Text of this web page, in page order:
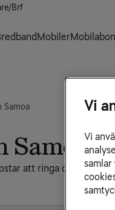
Brf
Mobiler
Samoa
Samoa
att ringa och sms:a
Vi
Vi